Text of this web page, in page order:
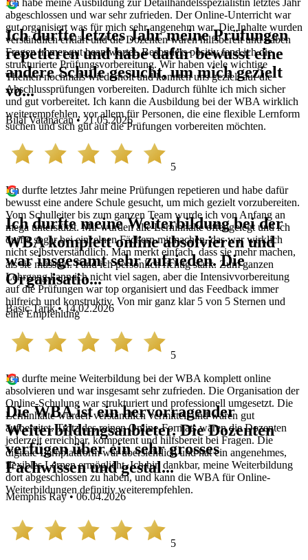
abgeschlossen und war sehr zufrieden. Der Online-Unterricht war
gut organisiert was für mich sehr angenehm war. Die Inhalte wurden
verständlich erklärt und die Dozenten waren hilfsbereit und haben
Fragen immer gut beantwortet. Besonders positiv fand ich die
strukturierte Prüfungsvorbereitung. Wir haben viele wichtige
Themen nochmals wiederholt und konnten uns gezielt auf die
Abschlussprüfungen vorbereiten. Dadurch fühlte ich mich sicher
und gut vorbereitet. Ich kann die Ausbildung bei der WBA wirklich
weiterempfehlen, vor allem für Personen, die eine flexible Lernform
suchen und sich gut auf die Prüfungen vorbereiten möchten.
Ich durfte letztes Jahr meine Prüfungen
repetieren und habe dafür bewusst eine
andere Schule gesucht, um mich gezielt
vo...
Bilal Vatanacan • 21.05.2026
5
Ich durfte letztes Jahr meine Prüfungen repetieren und habe dafür
bewusst eine andere Schule gesucht, um mich gezielt vorzubereiten.
Vom Schulleiter bis zum ganzen Team wurde ich von Anfang an
mega unterstützt. Mir wurden alle Lerninhalte offengelegt und ich
durfte sogar bei einzelnen Fächern mitmachen, das war wirklich
nicht selbstverständlich. Man merkt einfach, dass sie mehr machen,
als sie müssten. Fand ich persönlich richtig stark. Zum ganzen
Lehrgang kann ich nicht viel sagen, aber die Intensivvorbereitung
auf die Prüfungen war top organisiert und das Feedback immer
hilfreich und konstruktiv. Von mir ganz klar 5 von 5 Sternen und
eine Empfehlung
Ich durfte meine Weiterbildung bei der
WBA komplett online absolvieren und
war insgesamt sehr zufrieden. Die
Organisatio...
Basic Tarik • 14.02.2026
5
Ich durfte meine Weiterbildung bei der WBA komplett online
absolvieren und war insgesamt sehr zufrieden. Die Organisation der
Online-Schulung war strukturiert und professionell umgesetzt. Die
Lerninhalte wurden verständlich vermittelt und waren gut
aufbereitet. Trotz des reinen Online-Formats waren die Dozenten
jederzeit erreichbar, kompetent und hilfsbereit bei Fragen. Die
digitale Lernplattform war übersichtlich und hat ein angenehmes,
flexibles Lernen ermöglicht. Ich bin dankbar, meine Weiterbildung
dort abgeschlossen zu haben, und kann die WBA für Online-
Weiterbildungen definitiv weiterempfehlen.
Die WBA ist ein hervorragender
Weiterbildungsanbieter. Die Dozenten
verfügen über ein sehr grosses
Fachwissen und gestal...
Memphis Ray • 06.04.2026
5